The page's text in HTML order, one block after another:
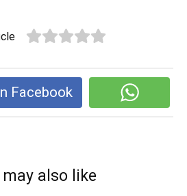
Facebook
may also like